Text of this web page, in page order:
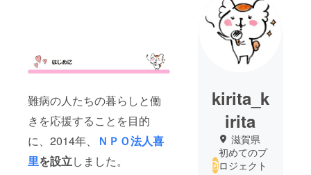
難病の人たちの暮らしと働
きを応援することを目的
に、2014年、
ＮＰＯ法人喜
里を設立しました。
kirita_k
irita
滋賀県
初めてのプ
ロジェクト